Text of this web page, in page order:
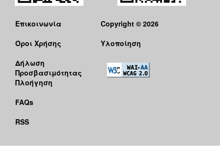
Επικοινωνία
Όροι Χρήσης
Δήλωση
Προσβασιμότητας
Πλοήγηση
FAQs
RSS
Copyright © 2026
Υλοποίηση